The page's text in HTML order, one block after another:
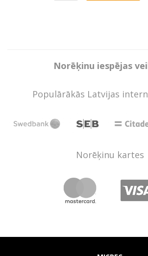
Norēķinu iespējas
Populārākās Latvijas
Norēķinu kartes